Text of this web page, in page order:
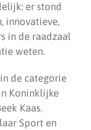
er stond
innovatieve,
in de raadzaal
weten.
de categorie
Koninklijke
Kaas.
Sport en